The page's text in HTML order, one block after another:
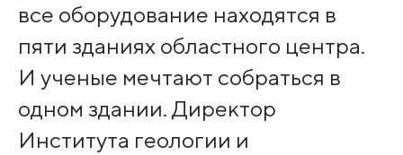
все оборудование находятся в
пяти зданиях областного центра.
И ученые мечтают собраться в
одном здании. Директор
Института геологии и